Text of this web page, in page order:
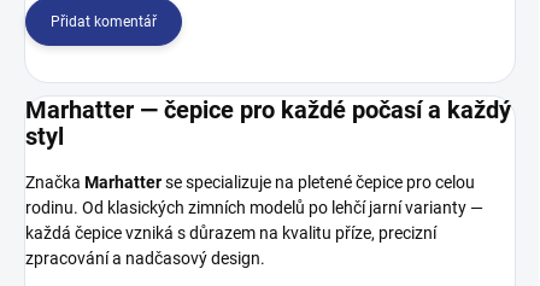
Přidat komentář
Marhatter — čepice pro každé počasí a každý
styl
Značka Marhatterse specializuje na pletené čepice pro celou
rodinu. Od klasických zimních modelů po lehčí jarní varianty —
každá čepice vzniká s důrazem na kvalitu příze, precizní
zpracování a nadčasový design.